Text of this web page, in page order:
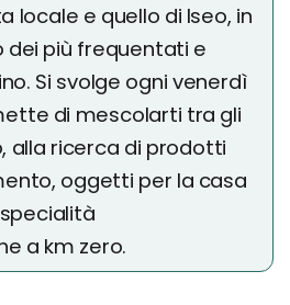
locale e quello di Iseo, in
dei più frequentati e
Si svolge ogni venerdì
di mescolarti tra gli
alla ricerca di prodotti
oggetti per la casa
a km zero.